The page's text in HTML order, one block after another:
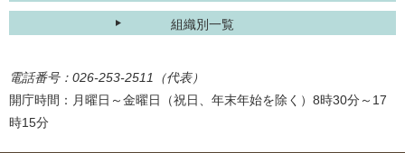
組織別一覧
電話番号：026-253-2511（代表）
開庁時間：月曜日～金曜日（祝日、年末年始を除く）8時30分～17
時15分